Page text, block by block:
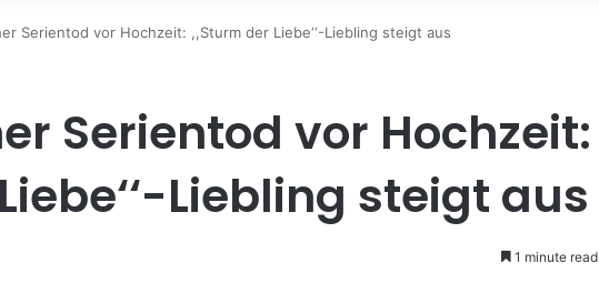
Serientod vor Hochzeit: ,,Sturm der Liebe‘‘-Liebling steigt aus
Serientod vor Hochzeit:
Liebling steigt aus
1 minute read